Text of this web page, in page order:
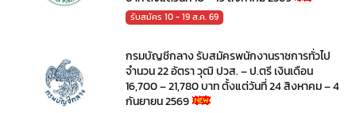
รับสมัคร 10 - 19 ส.ค. 69
กรมบัญชีกลาง รับสมัครพนักงานราชการทั่วไป
จำนวน 22 อัตรา วุฒิ ปวส. – ป.ตรี เงินเดือน
16,700 – 21,780 บาท ตั้งแต่วันที่ 24 สิงหาคม – 4
กันยายน 2569